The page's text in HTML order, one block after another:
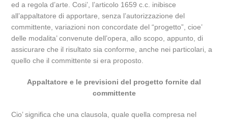
ed a regola d’arte. Cosi’, l’articolo 1659 c.c. inibisce
all’appaltatore di apportare, senza l’autorizzazione del
committente, variazioni non concordate del “progetto”, cioe’
delle modalita’ convenute dell’opera, allo scopo, appunto, di
assicurare che il risultato sia conforme, anche nei particolari, a
quello che il committente si era proposto.
Appaltatore e le previsioni del progetto fornite dal
committente
Cio’ significa che una clausola, quale quella compresa nel